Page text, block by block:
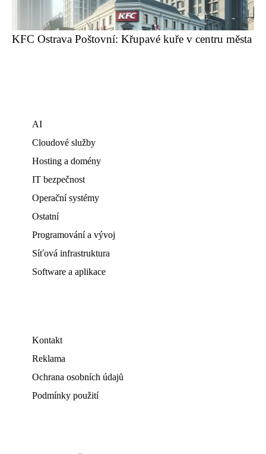
KFC Ostrava Poštovní: Křupavé kuře v centru města
AI
Cloudové služby
Hosting a domény
IT bezpečnost
Operační systémy
Ostatní
Programování a vývoj
Síťová infrastruktura
Software a aplikace
Kontakt
Reklama
Ochrana osobních údajů
Podmínky použití